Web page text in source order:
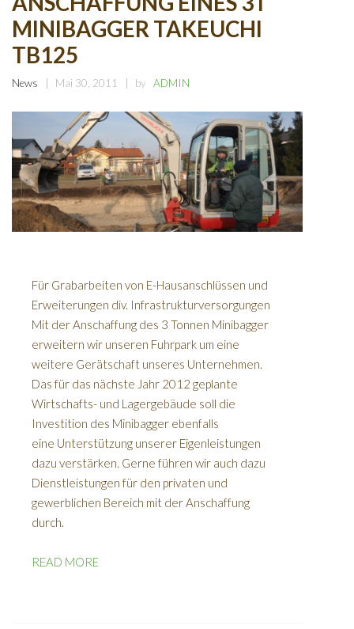
MINIBAGGER TAKEUCHI
TB125
News Mai 30, 2011 by ADMIN
Für Grabarbeiten von E-Hausanschlüssen und
Erweiterungen div. Infrastrukturversorgungen
Mit der Anschaffung des 3 Tonnen Minibagger
erweitern wir unseren Fuhrpark um eine
weitere Gerätschaft unseres Unternehmen.
Das für das nächste Jahr 2012 geplante
Wirtschafts- und Lagergebäude soll die
Investition des Minibagger ebenfalls
eine Unterstützung unserer Eigenleistungen
dazu verstärken. Gerne führen wir auch dazu
Dienstleistungen für den privaten und
gewerblichen Bereich mit der Anschaffung
durch.
READ MORE